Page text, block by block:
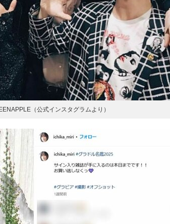
（公式インスタグラムより）